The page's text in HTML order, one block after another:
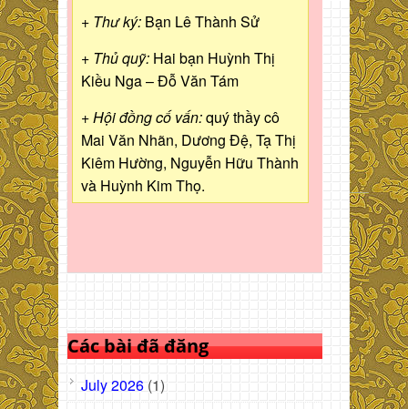
+ Thư ký: Bạn Lê Thành Sử
+ Thủ quỹ: Hai bạn Huỳnh Thị
Kiều Nga – Đỗ Văn Tám
+ Hội đồng cố vấn:quý thầy cô
Mai Văn Nhãn, Dương Đệ, Tạ Thị
Kiêm Hường, Nguyễn Hữu Thành
và Huỳnh Kim Thọ.
Các bài đã đăng
July 2026 (1)